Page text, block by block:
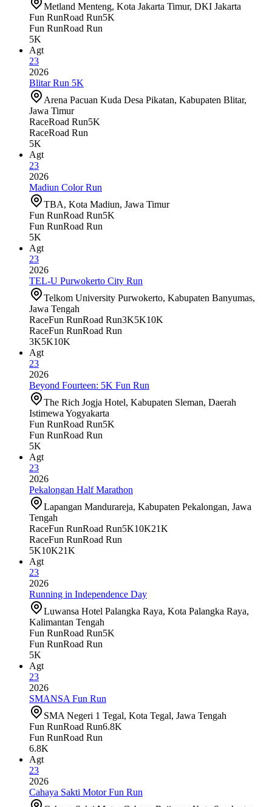
Metland Menteng, Kota Jakarta Timur, DKI Jakarta
Fun RunRoad Run5K
Fun RunRoad Run
5K
Agt
23
2026
Blitar Run 5K
Arena Pacuan Kuda Desa Pikatan, Kabupaten Blitar,
Jawa Timur
RaceRoad Run5K
RaceRoad Run
5K
Agt
23
2026
Madiun Color Run
TBA, Kota Madiun, Jawa Timur
Fun RunRoad Run5K
Fun RunRoad Run
5K
Agt
23
2026
TEL-U Purwokerto City Run
Telkom University Purwokerto, Kabupaten Banyumas,
Jawa Tengah
RaceFun RunRoad Run3K5K10K
RaceFun RunRoad Run
3K5K10K
Agt
23
2026
Beyond Fourteen: 5K Fun Run
The Rich Jogja Hotel, Kabupaten Sleman, Daerah
Istimewa Yogyakarta
Fun RunRoad Run5K
Fun RunRoad Run
5K
Agt
23
2026
Pekalongan Half Marathon
Lapangan Mandurareja, Kabupaten Pekalongan, Jawa
Tengah
RaceFun RunRoad Run5K10K21K
RaceFun RunRoad Run
5K10K21K
Agt
23
2026
Running in Independence Day
Luwansa Hotel Palangka Raya, Kota Palangka Raya,
Kalimantan Tengah
Fun RunRoad Run5K
Fun RunRoad Run
5K
Agt
23
2026
SMANSA Fun Run
SMA Negeri 1 Tegal, Kota Tegal, Jawa Tengah
Fun RunRoad Run6.8K
Fun RunRoad Run
6.8K
Agt
23
2026
Cahaya Sakti Motor Fun Run